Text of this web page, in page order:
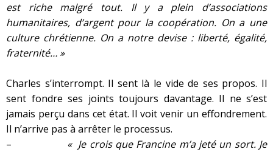
est riche malgré tout. Il y a plein d’associations
humanitaires, d’argent pour la coopération. On a une
culture chrétienne. On a notre devise : liberté, égalité,
fraternité… »
Charles s’interrompt. Il sent là le vide de ses propos. Il
sent fondre ses joints toujours davantage. Il ne s’est
jamais perçu dans cet état. Il voit venir un effondrement.
Il n’arrive pas à arrêter le processus.
– « Je crois que Francine m’a jeté un sort. Je